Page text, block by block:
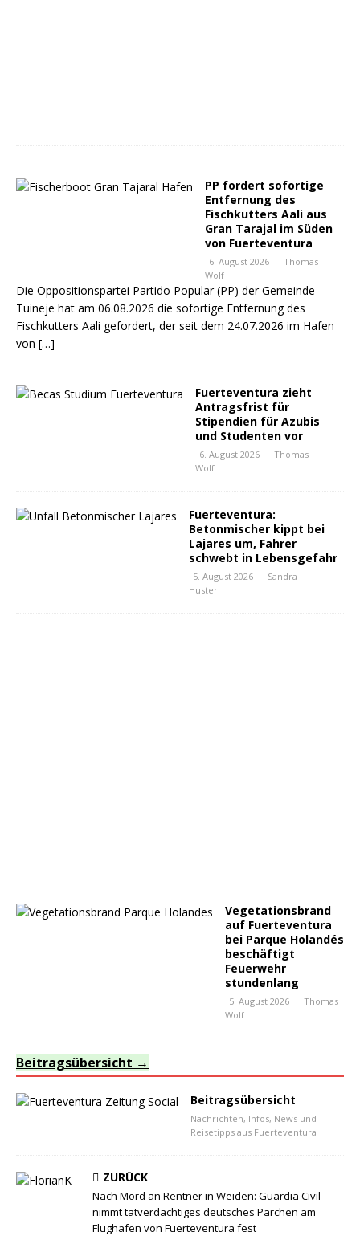
PP fordert sofortige
Entfernung des
Fischkutters Aali aus
Gran Tarajal im Süden
von Fuerteventura
6. August 2026
Thomas
Wolf
Die Oppositionspartei Partido Popular (PP) der Gemeinde
Tuineje hat am 06.08.2026 die sofortige Entfernung des
Fischkutters Aali gefordert, der seit dem 24.07.2026 im Hafen
von […]
Fuerteventura zieht
Antragsfrist für
Stipendien für Azubis
und Studenten vor
6. August 2026
Thomas
Wolf
Fuerteventura:
Betonmischer kippt bei
Lajares um, Fahrer
schwebt in Lebensgefahr
5. August 2026
Sandra
Huster
Vegetationsbrand
auf Fuerteventura
bei Parque Holandés
beschäftigt
Feuerwehr
stundenlang
5. August 2026
Thomas
Wolf
Beitragsübersicht
Beitragsübersicht
Nachrichten, Infos, News und
Reisetipps aus Fuerteventura
ZURÜCK
Nach Mord an Rentner in Weiden: Guardia Civil
nimmt tatverdächtiges deutsches Pärchen am
Flughafen von Fuerteventura fest